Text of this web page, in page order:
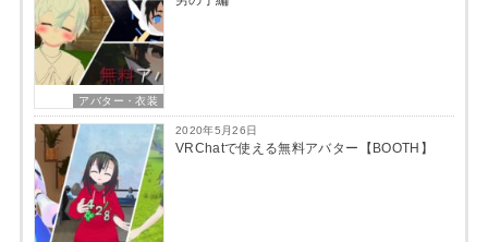
アバター・衣装
2020年5月26日
VRChatで使える無料アバター【BOOTH】